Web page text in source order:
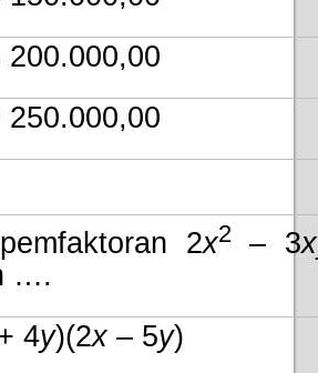
200.000,00
250.000,00
2x2– 3
….
4y)(2x– 5y)